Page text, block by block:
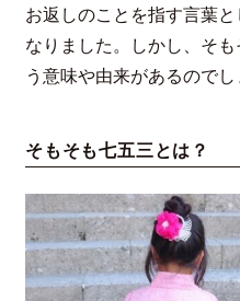
お返しのことを指す言葉
なりました。しかし、そ
う意味や由来があるのでし
そもそも七五三とは？